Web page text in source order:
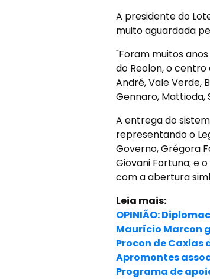
A presidente do
muito aguardada
"Foram muitos
do Reolon, o
André, Vale Verde,
Gennaro, Mattioda,
A entrega do
representando o
Governo, Grégora
Giovani Fortuna; e
com a abertura
Leia mais:
OPINIÃO:
Maurício Marcon
Procon de
Apromontes
Programa de